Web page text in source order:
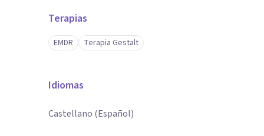
Terapias
EMDR Terapia Gestalt
Idiomas
Castellano (Español)